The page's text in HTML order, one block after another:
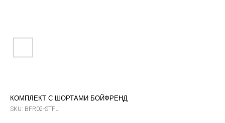
КОМПЛЕКТ С ШОРТАМИ БОЙФРЕНД
SKU: BFR02-STFL